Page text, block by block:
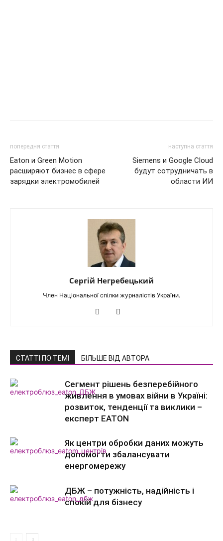
попередня стаття
Eaton и Green Motion
расширяют бизнес в сфере
зарядки электромобилей
наступна стаття
Siemens и Google Cloud
будут сотрудничать в
области ИИ
Сергій Негребецький
Член Національної спілки журналістів України.
СТАТТІ ПО ТЕМІ БІЛЬШЕ ВІД АВТОРА
Сегмент рішень безперебійного
живлення в умовах війни в Україні:
розвиток, тенденції та виклики –
експерт EATON
Як центри обробки даних можуть
допомогти збалансувати
енергомережу
ДБЖ – потужність, надійність і
спокій для бізнесу